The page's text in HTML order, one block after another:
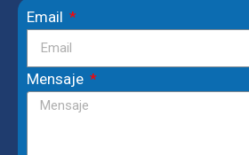
Email
Mensaje